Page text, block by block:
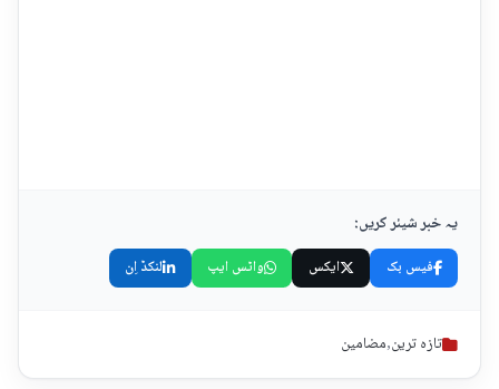
یہ خبر شیئر کریں:
فیس بک ایکس واٹس ایپ لنکڈ اِن
تازہ ترین,مضامین